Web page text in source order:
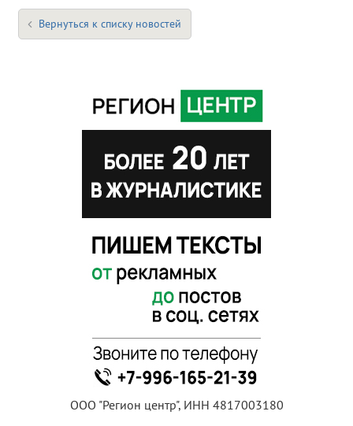
Вернуться к списку новостей
ООО "Регион центр", ИНН 4817003180